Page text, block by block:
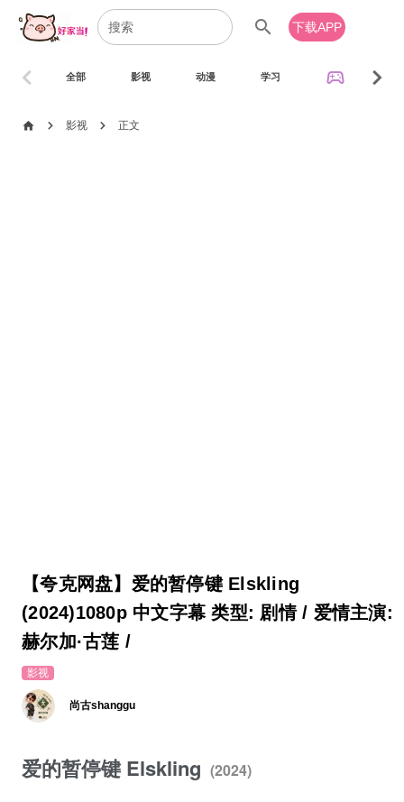
search 下载APP
全部 影视 动漫 学习 sports_esports
chevron_left chevron_right
home chevron_right 影视 chevron_right 正文
【夸克网盘】爱的暂停键 Elskling
(2024)1080p 中文字幕 类型: 剧情 / 爱情主演:
赫尔加·古莲 /
影视
尚古shanggu
爱的暂停键 Elskling (2024)